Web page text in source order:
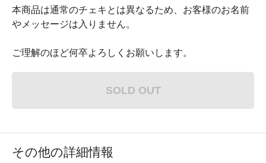
本商品は通常のチェキとは異なるため、お客様のお名前
やメッセージは入りません。
ご理解のほど何卒よろしくお願いします。
SOLD OUT
その他の詳細情報